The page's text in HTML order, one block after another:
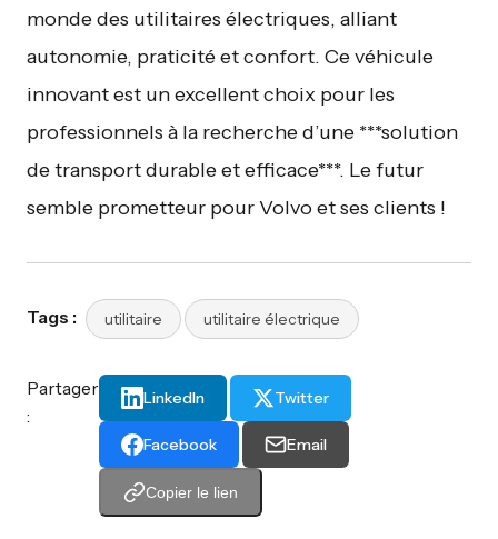
monde des utilitaires électriques, alliant
autonomie, praticité et confort. Ce véhicule
innovant est un excellent choix pour les
professionnels à la recherche d’une ***solution
de transport durable et efficace***. Le futur
semble prometteur pour Volvo et ses clients !
Tags : utilitaire utilitaire électrique
Partager
:
LinkedIn Twitter
Facebook Email
Copier le lien